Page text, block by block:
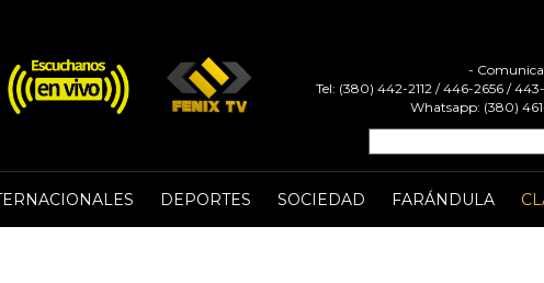
-
Tel: (380) 442-2112 / 446-2656 /
Whatsapp: (380)
DEPORTES SOCIEDAD FARÁNDULA